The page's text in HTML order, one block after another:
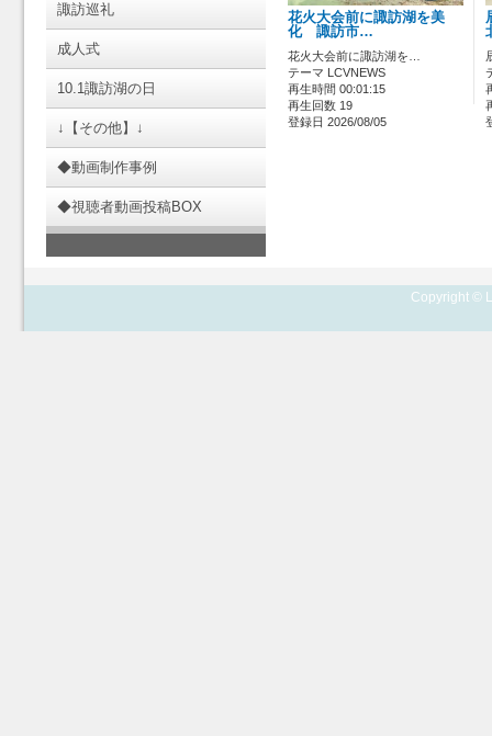
諏訪巡礼
成人式
10.1諏訪湖の日
↓【その他】↓
◆動画制作事例
◆視聴者動画投稿BOX
花火大会前に諏訪湖を美
化 諏訪市…
花火大会前に諏訪湖を…
テーマ LCVNEWS
再生時間 00:01:15
再生回数 19
登録日 2026/08/05
Copyright ©